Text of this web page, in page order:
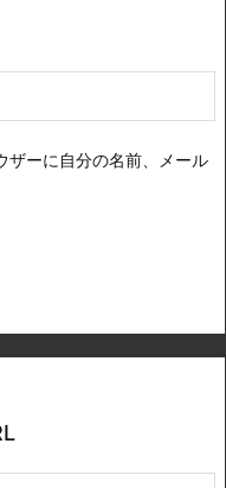
ザーに自分の名前、メール